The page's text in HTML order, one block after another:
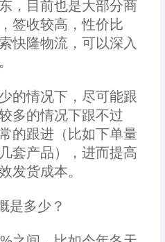
，目前也是大部分商
签收较高，性价比
快隆物流，可以深入
的情况下，尽可能跟
多的情况下跟不过
的跟进（比如下单量
套产品），进而提高
发货成本。
是多少？